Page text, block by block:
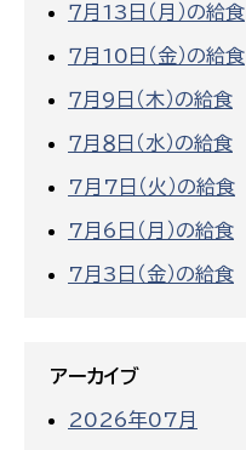
７月13日（月）の給食
７月10日（金）の給食
７月9日（木）の給食
７月８日（水）の給食
7月7日（火）の給食
7月6日（月）の給食
7月3日（金）の給食
アーカイブ
2026年07月